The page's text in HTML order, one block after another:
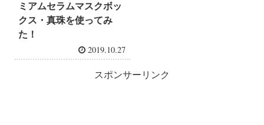
ミアムセラムマスクボッ
クス・真珠を使ってみ
た！
2019.10.27
スポンサーリンク